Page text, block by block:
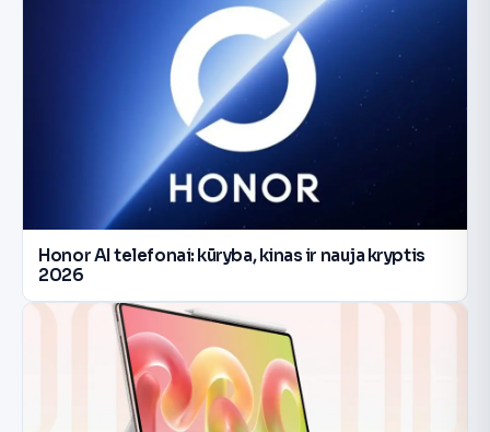
Honor AI telefonai: kūryba, kinas ir nauja kryptis
2026